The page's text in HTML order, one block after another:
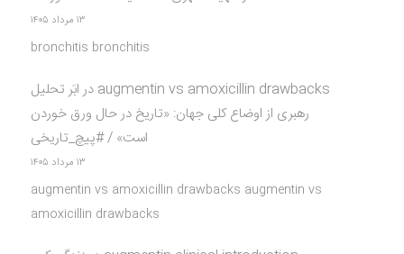
۱۳ مرداد ۱۴۰۵
bronchitis bronchitis
augmentin vs amoxicillin drawbacks در ابَر تحلیل
رهبری از اوضاع کلی جهان: «تاریخ در حال ورق خوردن
است» / #پیچ_تاریخی
۱۳ مرداد ۱۴۰۵
augmentin vs amoxicillin drawbacks augmentin vs
amoxicillin drawbacks